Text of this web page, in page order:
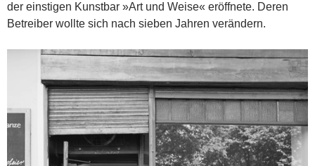
der einstigen Kunstbar »Art und Weise« eröffnete. Deren
Betreiber wollte sich nach sieben Jahren verändern.